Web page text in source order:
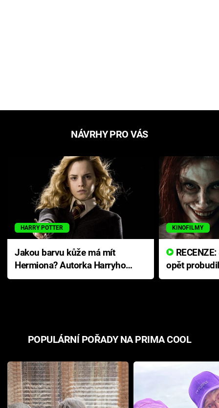
NÁVRHY PRO VÁS
HARRY POTTER
Jakou barvu kůže má mít
Hermiona? Autorka Harryho
Pottera přišla s ráznou
KINOFILMY
opět
přichází s
POPULÁRNÍ POŘADY NA PRIMA COOL